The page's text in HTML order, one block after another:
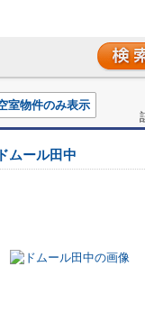
室物件のみ表示
ドムール田中